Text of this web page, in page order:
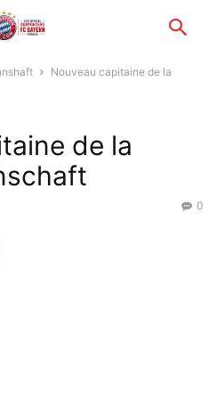
Nouveau capitaine de la
de la
0